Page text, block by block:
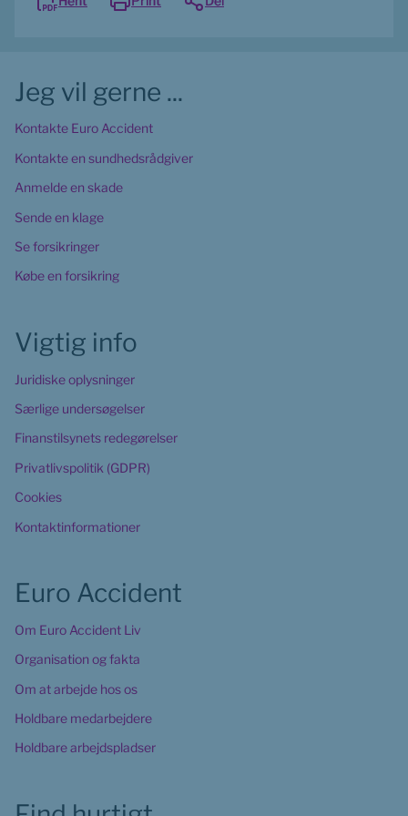
Jeg vil gerne ...
Kontakte Euro Accident
Kontakte en sundhedsrådgiver
Anmelde en skade
Sende en klage
Se forsikringer
Købe en forsikring
Vigtig info
Juridiske oplysninger
Særlige undersøgelser
Finanstilsynets redegørelser
Privatlivspolitik (GDPR)
Cookies
Kontaktinformationer
Euro Accident
Om Euro Accident Liv
Organisation og fakta
Om at arbejde hos os
Holdbare medarbejdere
Holdbare arbejdspladser